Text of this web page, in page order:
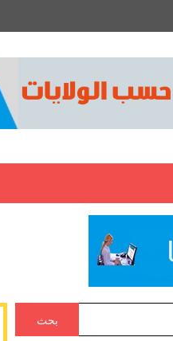
بحث